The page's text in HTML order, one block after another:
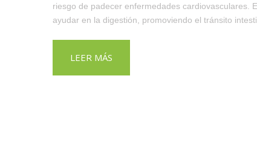
riesgo de padecer enfermedades cardiovasculares.
ayudar en la digestión, promoviendo el tránsito
LEER MÁS